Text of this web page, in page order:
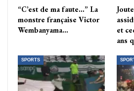
“C’est de ma faute…” La
monstre française Victor
Wembanyama…
et
ans
SPORTS